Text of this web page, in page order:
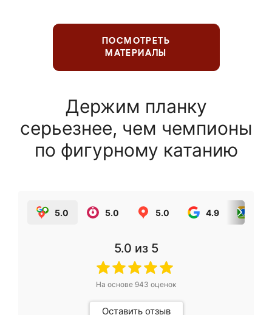
ПОСМОТРЕТЬ
МАТЕРИАЛЫ
Держим планку
серьезнее, чем чемпионы
по фигурному катанию
5.0 5.0 5.0 4.9
5.0 из 5
На основе 943 оценок
Оставить отзыв